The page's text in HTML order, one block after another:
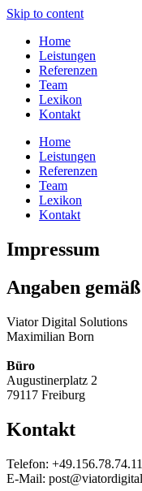
Skip to content
Home
Leistungen
Referenzen
Team
Lexikon
Kontakt
Home
Leistungen
Referenzen
Team
Lexikon
Kontakt
Impressum
Angaben
Viator Digital Solutions
Maximilian Born
Büro
Augustinerplatz 2
79117 Freiburg
Kontakt
Telefon:
E-Mail: